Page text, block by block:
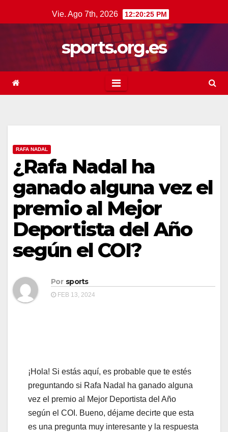
al
Vie. Ago 7th, 2026 12:20:26 PM
sports.org.es
RAFA NADAL
¿Rafa Nadal ha
ganado alguna vez el
premio al Mejor
Deportista del Año
según el COI?
Por sports
FEB 13, 2024
¡Hola! Si estás aquí, es probable que te estés
preguntando si Rafa Nadal ha ganado alguna
vez el premio al Mejor Deportista del Año
según el COI. Bueno, déjame decirte que esta
es una pregunta muy interesante y la respuesta